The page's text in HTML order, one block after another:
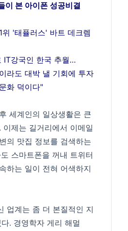
이 본 아이폰 성공비결
위 '태퓰러스' 바트 데크렘
IT강국인 한국 추월…
라도 대박 낼 기회에 투자
화 덕이다"
세계인의 일상생활은 큰
이제는 길거리에서 이메일
의 맛집 정보를 검색하는
스마트폰을 꺼내 트위터
하는 일이 전혀 어색하지
업계는 좀 더 본질적인 지
. 경영학자 게리 해멀